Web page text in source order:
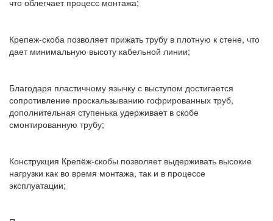
что облегчает процесс монтажа;
Крепеж-скоба позволяет прижать трубу в плотную к стене, что
дает минимальную высоту кабельной линии;
Благодаря пластичному язычку с выступом достигается
сопротивление проскальзыванию гофрированных труб,
дополнительная ступенька удерживает в скобе
смонтированную трубу;
Конструкция Крепёж-скобы позволяет выдерживать высокие
нагрузки как во время монтажа, так и в процессе
эксплуатации;